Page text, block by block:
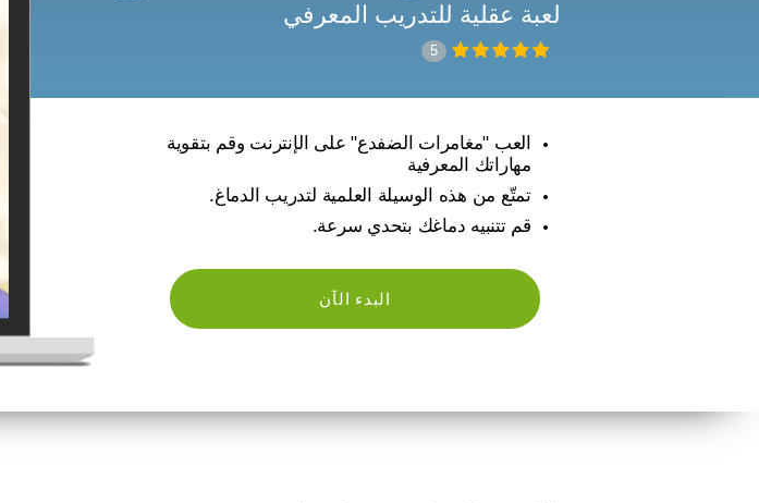
لعبة عقلية للتدريب المعرفي
5
العب "مغامرات الضفدع" على الإنترنت وقم بتقوية
مهاراتك المعرفية
تمتّع من هذه الوسيلة العلمية لتدريب الدماغ.
قم تتنبيه دماغك بتحدي سرعة.
البدء الآن